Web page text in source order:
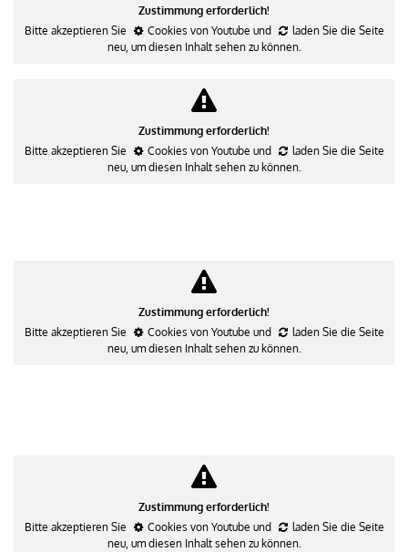
Zustimmung erforderlich!
Bitte akzeptieren Sie
Cookies von Youtube und
laden Sie die Seite
neu, um diesen Inhalt sehen zu können.
Zustimmung erforderlich!
Bitte akzeptieren Sie
Cookies von Youtube und
laden Sie die Seite
neu, um diesen Inhalt sehen zu können.
Zustimmung erforderlich!
Bitte akzeptieren Sie
Cookies von Youtube und
laden Sie die Seite
neu, um diesen Inhalt sehen zu können.
Zustimmung erforderlich!
Bitte akzeptieren Sie
Cookies von Youtube und
laden Sie die Seite
neu, um diesen Inhalt sehen zu können.